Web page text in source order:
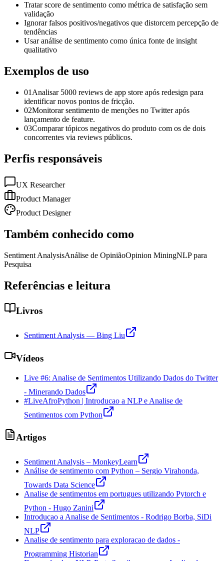
Tratar score de sentimento como métrica de satisfação sem
validação
Ignorar falsos positivos/negativos que distorcem percepção de
tendências
Usar análise de sentimento como única fonte de insight
qualitativo
Exemplos de uso
01 Analisar 5000 reviews de app store após redesign para
identificar novos pontos de fricção.
02Monitorar sentimento de menções no Twitter após
lançamento de feature.
03Comparar tópicos negativos do produto com os de dois
concorrentes via reviews públicos.
Perfis responsáveis
UX Researcher
Product Manager
Product Designer
Também conhecido como
Sentiment AnalysisAnálise de OpiniãoOpinion MiningNLP para
Pesquisa
Referências e leitura
Livros
Sentiment Analysis — Bing Liu
Vídeos
Live #6: Analise de Sentimentos Utilizando Dados do Twitter
- Minerando Dados
#LiveAfroPython | Introducao a NLP e Analise de
Sentimentos com Python
Artigos
Sentiment Analysis – MonkeyLearn
Análise de sentimento com Python – Sergio Virahonda,
Towards Data Science
Analise de sentimentos em portugues utilizando Pytorch e
Python - Hugo Zanini
Introducao a Analise de Sentimentos - Rodrigo Borba, SiDi
NLP
Analise de sentimento para exploracao de dados -
Programming Historian